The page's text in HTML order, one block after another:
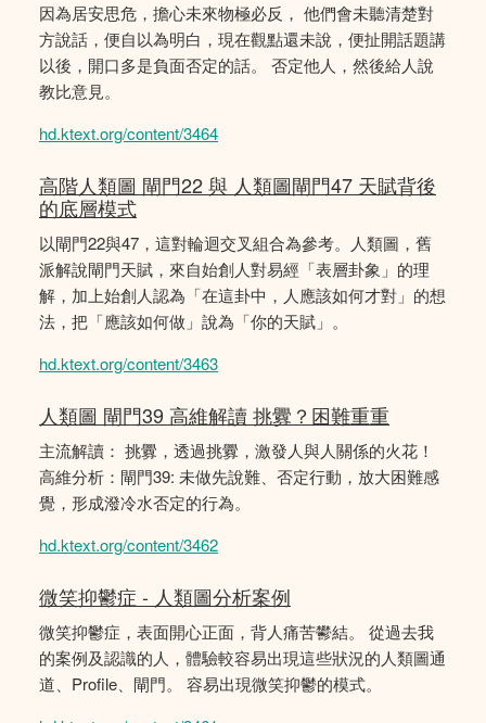
因為居安思危，擔心未來物極必反， 他們會未聽清楚對
方說話，便自以為明白，現在觀點還未說，便扯開話題講
以後，開口多是負面否定的話。 否定他人，然後給人說
教比意見。
hd.ktext.org/content/3464
高階人類圖 閘門22 與 人類圖閘門47 天賦背後
的底層模式
以閘門22與47，這對輪迴交叉組合為參考。人類圖，舊
派解說閘門天賦，來自始創人對易經「表層卦象」的理
解，加上始創人認為「在這卦中，人應該如何才對」的想
法，把「應該如何做」說為「你的天賦」。
hd.ktext.org/content/3463
人類圖 閘門39 高維解讀 挑釁？困難重重
主流解讀： 挑釁，透過挑釁，激發人與人關係的火花！
高維分析：閘門39: 未做先說難、否定行動，放大困難感
覺，形成潑冷水否定的行為。
hd.ktext.org/content/3462
微笑抑鬱症 - 人類圖分析案例
微笑抑鬱症，表面開心正面，背人痛苦鬰結。 從過去我
的案例及認識的人，體驗較容易出現這些狀況的人類圖通
道、Profile、閘門。 容易出現微笑抑鬱的模式。